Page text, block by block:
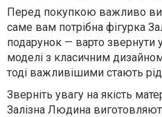
Перед покупкою важливо
саме вам потрібна фігурка
подарунок — варто звернути
моделі з класичним
тоді важливішими стають
Зверніть увагу на якість
Залізна Людина